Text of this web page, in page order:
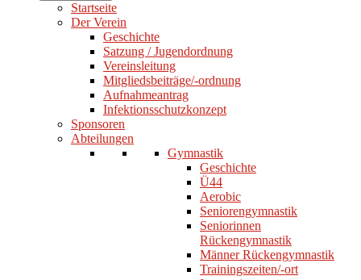
Startseite
Der Verein
Geschichte
Satzung / Jugendordnung
Vereinsleitung
Mitgliedsbeiträge/-ordnung
Aufnahmeantrag
Infektionsschutzkonzept
Sponsoren
Abteilungen
Gymnastik
Geschichte
Ü44
Aerobic
Seniorengymnastik
Seniorinnen
Rückengymnastik
Männer Rückengymnastik
Trainingszeiten/-ort